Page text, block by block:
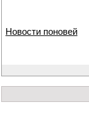
Новости поновей